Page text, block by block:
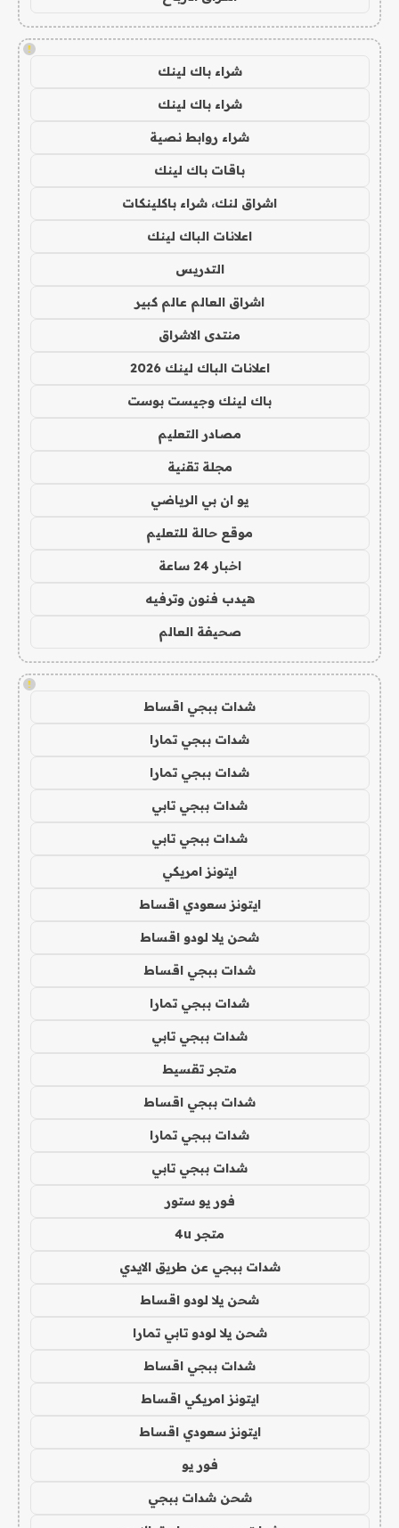
!
شراء باك لينك
شراء باك لينك
شراء روابط نصية
باقات باك لينك
اشراق لنك، شراء باكلينكات
اعلانات الباك لينك
التدريس
اشراق العالم عالم كبير
منتدى الاشراق
اعلانات الباك لينك 2026
باك لينك وجيست بوست
مصادر التعليم
مجلة تقنية
يو ان بي الرياضي
موقع حالة للتعليم
اخبار 24 ساعة
هيدب فنون وترفيه
صحيفة العالم
!
شدات ببجي اقساط
شدات ببجي تمارا
شدات ببجي تمارا
شدات ببجي تابي
شدات ببجي تابي
ايتونز امريكي
ايتونز سعودي اقساط
شحن يلا لودو اقساط
شدات ببجي اقساط
شدات ببجي تمارا
شدات ببجي تابي
متجر تقسيط
شدات ببجي اقساط
شدات ببجي تمارا
شدات ببجي تابي
فور يو ستور
متجر 4u
شدات ببجي عن طريق الايدي
شحن يلا لودو اقساط
شحن يلا لودو تابي تمارا
شدات ببجي اقساط
ايتونز امريكي اقساط
ايتونز سعودي اقساط
فور يو
شحن شدات ببجي